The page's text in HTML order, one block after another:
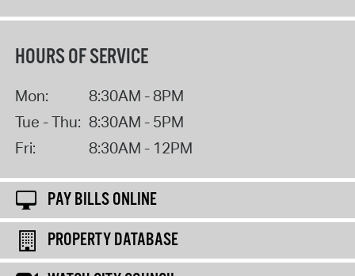
HOURS OF SERVICE
Mon:
8:30AM - 8PM
Tue - Thu: 8:30AM - 5PM
Fri:
8:30AM - 12PM
PAY BILLS ONLINE
PROPERTY DATABASE